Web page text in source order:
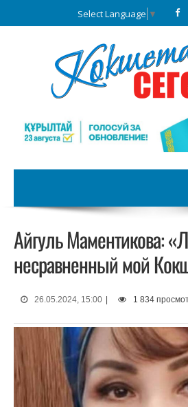
Select Language ▼
Айгуль Маментикова:
несравненный мой
26.05.2024, 15:00 1 834